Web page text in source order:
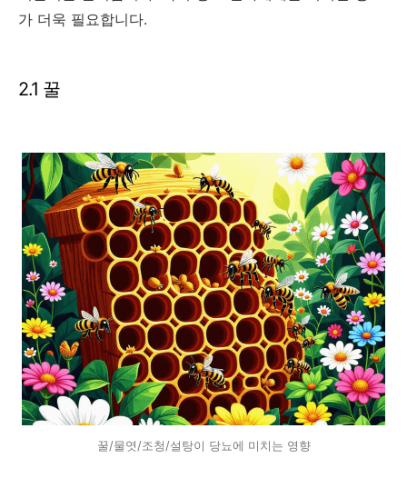
가 더욱 필요합니다.
2.1 꿀
꿀/물엿/조청/설탕이 당뇨에 미치는 영향